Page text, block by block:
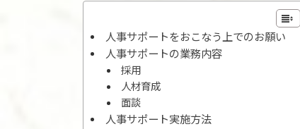
人事サポートをおこなう上でのお願い
人事サポートの業務内容
採用
人材育成
面談
人事サポート実施方法